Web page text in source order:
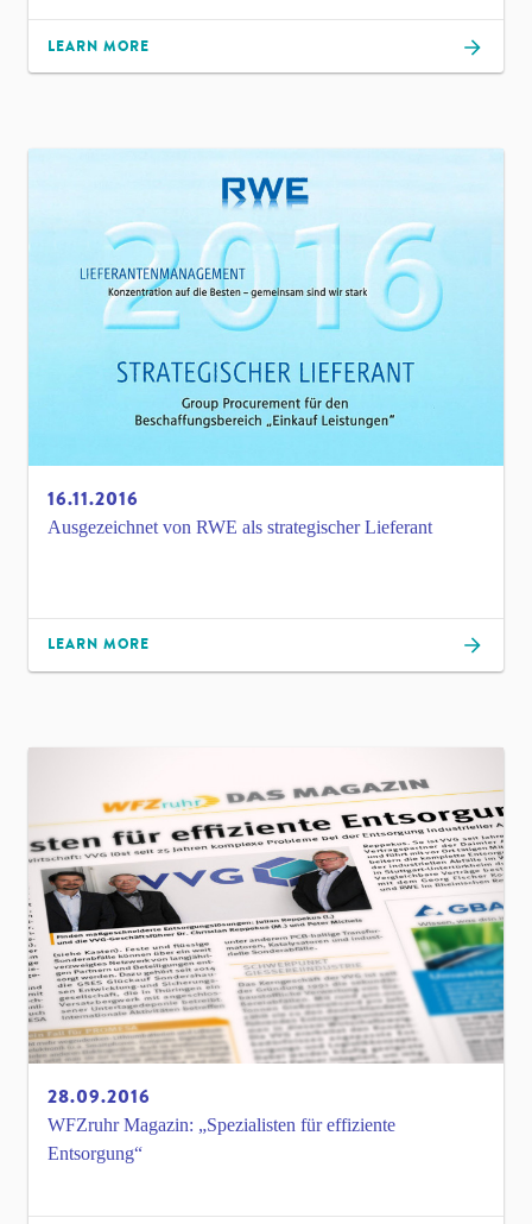
LEARN MORE
16.11.2016
Ausgezeichnet von RWE als strategischer Lieferant
LEARN MORE
28.09.2016
WFZruhr Magazin: „Spezialisten für effiziente
Entsorgung“